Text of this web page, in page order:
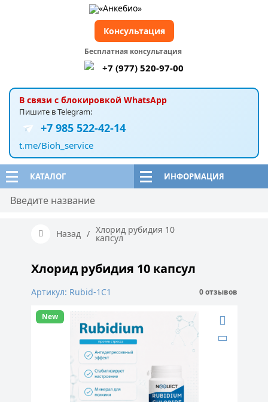
КАТАЛОГ ИНФОРМАЦИЯ
В связи с блокировкой WhatsApp
Пишите в Telegram:
+7 985 522-42-14
t.me/Bioh_service
Бесплатная консультация
+7 (977) 520-97-00
Консультация
Назад / Хлорид рубидия 10
капсул
Хлорид рубидия 10 капсул
Артикул: Rubid-1C1 0 отзывов
New